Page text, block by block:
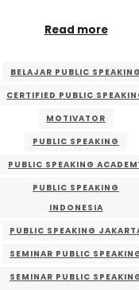
Read more
BELAJAR PUBLIC SPEAKING
CERTIFIED PUBLIC
MOTIVATOR
PUBLIC SPEAKING
PUBLIC SPEAKING
PUBLIC SPEAKING
INDONESIA
PUBLIC SPEAKING
SEMINAR PUBLIC
SEMINAR PUBLIC